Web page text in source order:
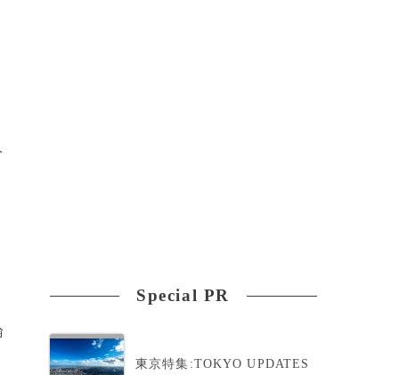
Special PR
東京特集:TOKYO UPDATES